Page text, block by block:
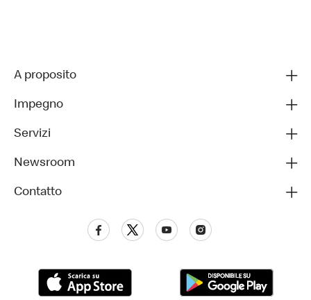
A proposito
Impegno
Servizi
Newsroom
Contatto